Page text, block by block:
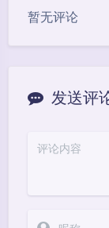
暂无评论
发送评